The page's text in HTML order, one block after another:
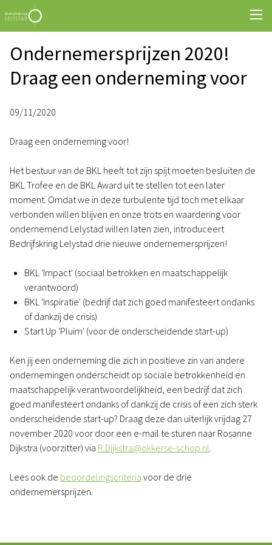
Ondernemersprijzen 2020!
Draag een onderneming voor
09/11/2020
Draag een onderneming voor!
Het bestuur van de BKL heeft tot zijn spijt moeten besluiten de
BKL Trofee en de BKL Award uit te stellen tot een later
moment. Omdat we in deze turbulente tijd toch met elkaar
verbonden willen blijven en onze trots en waardering voor
ondernemend Lelystad willen laten zien, introduceert
Bedrijfskring Lelystad drie nieuwe ondernemersprijzen!
BKL 'Impact' (sociaal betrokken en maatschappelijk
verantwoord)
BKL 'Inspiratie' (bedrijf dat zich goed manifesteert ondanks
of dankzij de crisis)
Start Up 'Pluim' (voor de onderscheidende start-up)
Ken jij een onderneming die zich in positieve zin van andere
ondernemingen onderscheidt op sociale betrokkenheid en
maatschappelijk verantwoordelijkheid, een bedrijf dat zich
goed manifesteert ondanks of dankzij de crisis of een zich sterk
onderscheidende start-up? Draag deze dan uiterlijk vrijdag 27
november 2020 voor door een e-mail te sturen naar Rosanne
Dijkstra (voorzitter) via R.Dijkstra@okkerse-schop.nl.
Lees ook de beoordelingscriteria voor de drie
ondernemersprijzen.